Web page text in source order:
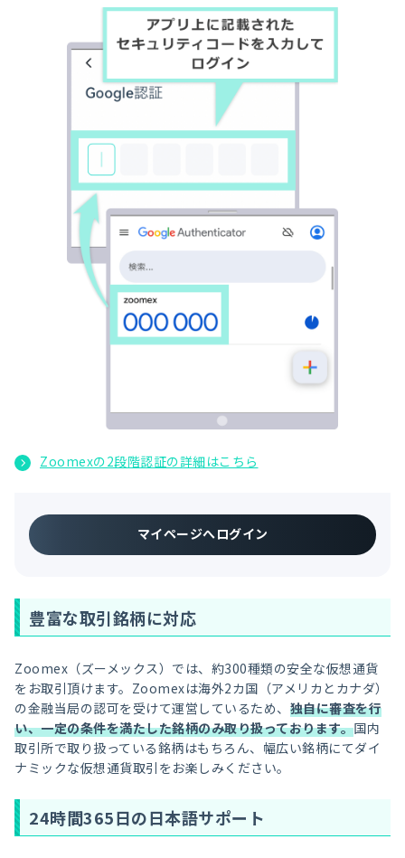
Zoomexの2段階認証の詳細はこちら
マイページへログイン
豊富な取引銘柄に対応
Zoomex（ズーメックス）では、約300種類の安全な仮想通貨
をお取引頂けます。Zoomexは海外2カ国（アメリカとカナダ）
の金融当局の認可を受けて運営しているため、 独自に審査を行
い、一定の条件を満たした銘柄のみ取り扱っております。国内
取引所で取り扱っている銘柄はもちろん、幅広い銘柄にてダイ
ナミックな仮想通貨取引をお楽しみください。
24時間365日の日本語サポート